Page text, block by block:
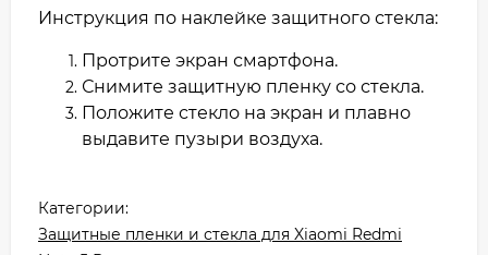
Инструкция по наклейке защитного стекла:
Протрите экран смартфона.
Снимите защитную пленку со стекла.
Положите стекло на экран и плавно
выдавите пузыри воздуха.
Категории:
Защитные пленки и стекла для Xiaomi Redmi